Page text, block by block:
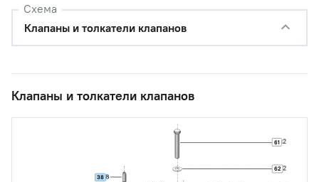
Схема
Клапаны и толкатели клапанов
Клапаны и толкатели клапанов
38
61
62